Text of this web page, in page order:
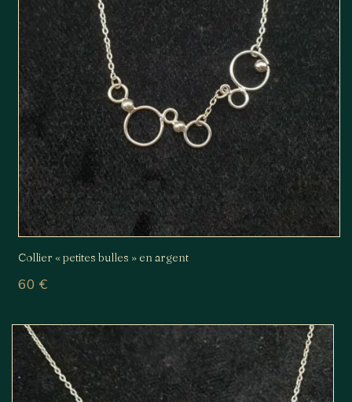
Collier « petites bulles » en argent
60€